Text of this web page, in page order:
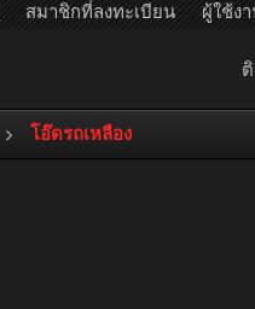
โอ๊ดรถเหลือง
สมาชิกที่ลงทะเบียน ผู้ใช้ง